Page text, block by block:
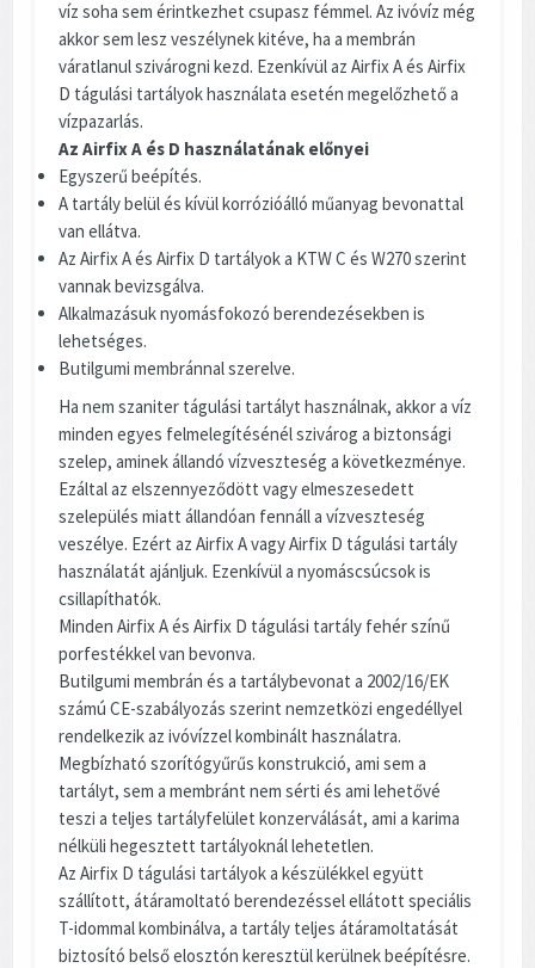
víz soha sem érintkezhet csupasz fémmel. Az ivóvíz még
akkor sem lesz veszélynek kitéve, ha a membrán
váratlanul szivárogni kezd. Ezenkívül az Airfix A és Airfix
D tágulási tartályok használata esetén megelőzhető a
vízpazarlás.
Az Airfix A és D használatának előnyei
Egyszerű beépítés.
A tartály belül és kívül korrózióálló műanyag bevonattal
van ellátva.
Az Airfix A és Airfix D tartályok a KTW C és W270 szerint
vannak bevizsgálva.
Alkalmazásuk nyomásfokozó berendezésekben is
lehetséges.
Butilgumi membránnal szerelve.
Ha nem szaniter tágulási tartályt használnak, akkor a víz
minden egyes felmelegítésénél szivárog a biztonsági
szelep, aminek állandó vízveszteség a következménye.
Ezáltal az elszennyeződött vagy elmeszesedett
szelepülés miatt állandóan fennáll a vízveszteség
veszélye. Ezért az Airfix A vagy Airfix D tágulási tartály
használatát ajánljuk. Ezenkívül a nyomáscsúcsok is
csillapíthatók.
Minden Airfix A és Airfix D tágulási tartály fehér színű
porfestékkel van bevonva.
Butilgumi membrán és a tartálybevonat a 2002/16/EK
számú CE-szabályozás szerint nemzetközi engedéllyel
rendelkezik az ivóvízzel kombinált használatra.
Megbízható szorítógyűrűs konstrukció, ami sem a
tartályt, sem a membránt nem sérti és ami lehetővé
teszi a teljes tartályfelület konzerválását, ami a karima
nélküli hegesztett tartályoknál lehetetlen.
Az Airfix D tágulási tartályok a készülékkel együtt
szállított, átáramoltató berendezéssel ellátott speciális
T-idommal kombinálva, a tartály teljes átáramoltatását
biztosító belső elosztón keresztül kerülnek beépítésre.